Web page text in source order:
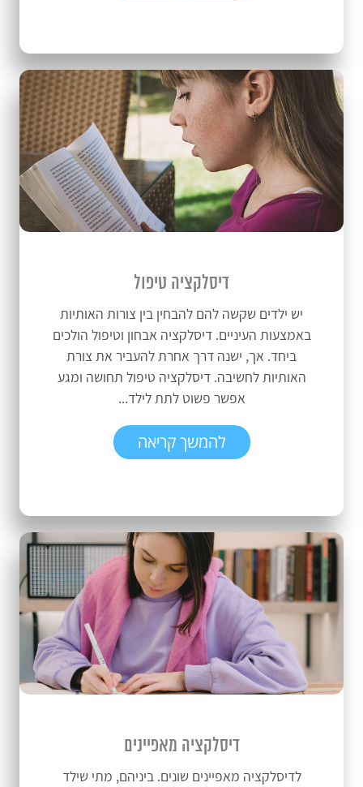
דיסלקציה טיפול
יש ילדים שקשה להם להבחין בין צורות האותיות
באמצעות העיניים. דיסלקציה אבחון וטיפול הולכים
ביחד. אך, ישנה דרך אחרת להעביר את צורת
האותיות לחשיבה. דיסלקציה טיפול תחושה ומגע
אפשר פשוט לתת לילד...
להמשך קריאה
דיסלקציה מאפיינים
לדיסלקציה מאפיינים שונים. ביניהם, מתי שילד